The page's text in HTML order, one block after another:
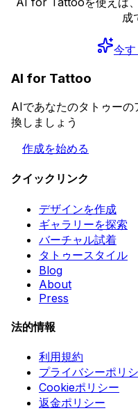
成
今
AI for Tattoo
AIであなたのタトゥー
換しましょう
作成を始める
クイックリンク
デザインを作成
ギャラリーを探索
バーチャル試着
タトゥースタイル
Blog
About
Press
法的情報
利用規約
プライバシーポリ
Cookieポリシー
返金ポリシー